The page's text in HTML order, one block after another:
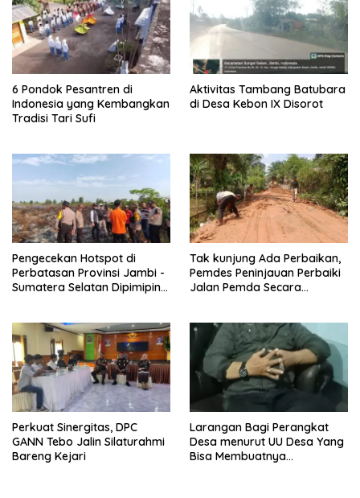
6 Pondok Pesantren di
Indonesia yang Kembangkan
Tradisi Tari Sufi
Aktivitas Tambang Batubara
di Desa Kebon IX Disorot
Pengecekan Hotspot di
Perbatasan Provinsi Jambi -
Sumatera Selatan Dipimipin
Tak kunjung Ada Perbaikan,
Pemdes Peninjauan Perbaiki
Jalan Pemda Secara
Perkuat Sinergitas, DPC
GANN Tebo Jalin Silaturahmi
Bareng Kejari
Larangan Bagi Perangkat
Desa menurut UU Desa Yang
Bisa Membuatnya